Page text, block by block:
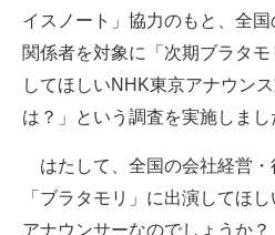
ビジネスと働き方のヒント
企業ITのトレンドを詳説
経営リーダーのコミュニティ
イスノート」協力のもと、全
関係者を対象に「次期ブラタ
してほしいNHK東京アナウン
は？」という調査を実施しまし
はたして、全国の会社経営・
「ブラタモリ」に出演してほ
アナウンサーなのでしょうか